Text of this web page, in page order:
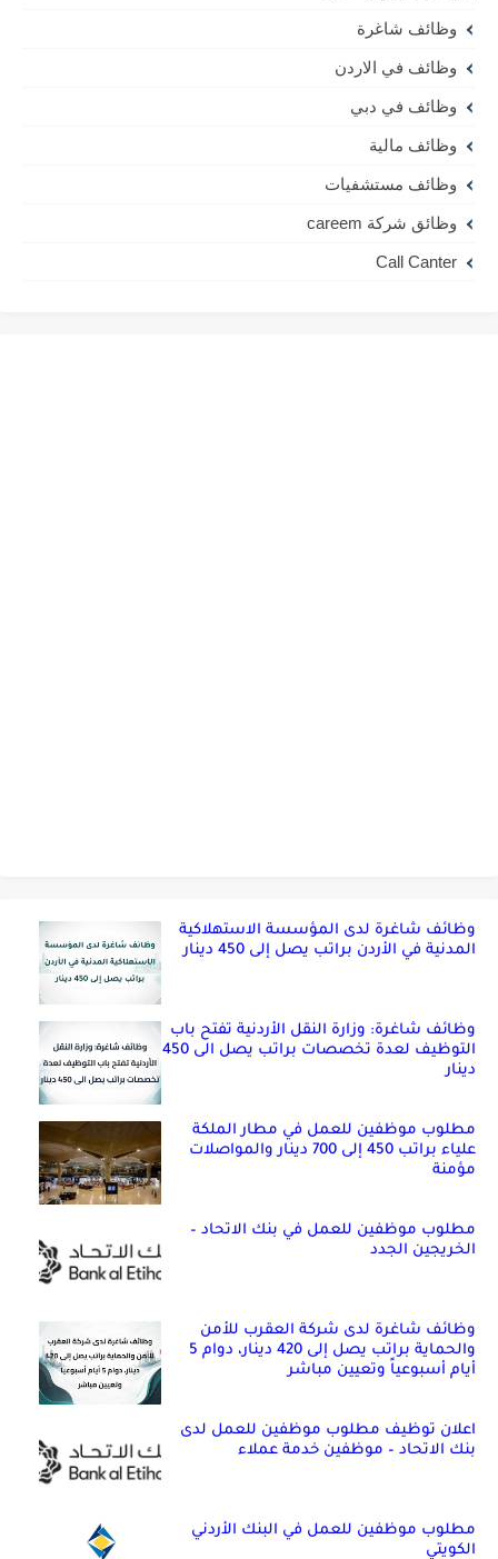
وظائف شاغرة
وظائف في الاردن
وظائف في دبي
وظائف مالية
وظائف مستشفيات
وظائق شركة careem
Call Canter
وظائف شاغرة لدى المؤسسة الاستهلاكية
المدنية في الأردن براتب يصل إلى 450 دينار
وظائف شاغرة: وزارة النقل الأردنية تفتح باب
التوظيف لعدة تخصصات براتب يصل الى 450
دينار
مطلوب موظفين للعمل في مطار الملكة
علياء براتب 450 إلى 700 دينار والمواصلات
مؤمنة
مطلوب موظفين للعمل في بنك الاتحاد –
الخريجين الجدد
وظائف شاغرة لدى شركة العقرب للأمن
والحماية براتب يصل إلى 420 دينار، دوام 5
أيام أسبوعياً وتعيين مباشر
اعلان توظيف مطلوب موظفين للعمل لدى
بنك الاتحاد – موظفين خدمة عملاء
مطلوب موظفين للعمل في البنك الأردني
الكويتي